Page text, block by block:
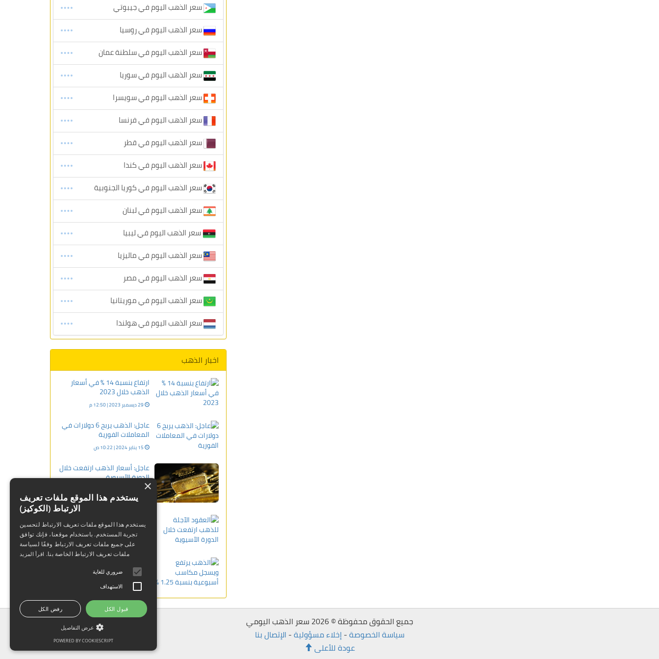
سعر الذهب اليوم في جيبوتي
سعر الذهب اليوم في روسيا
سعر الذهب اليوم في سلطنة عمان
سعر الذهب اليوم في سوريا
سعر الذهب اليوم في سويسرا
سعر الذهب اليوم في فرنسا
سعر الذهب اليوم في قطر
سعر الذهب اليوم في كندا
سعر الذهب اليوم في كوريا الجنوبية
سعر الذهب اليوم في لبنان
سعر الذهب اليوم في ليبيا
سعر الذهب اليوم في ماليزيا
سعر الذهب اليوم في مصر
سعر الذهب اليوم في موريتانيا
سعر الذهب اليوم في هولندا
اخبار الذهب
ارتفاع بنسبة 14 % في أسعار
الذهب خلال 2023
29 ديسمبر 2023 | 12:50 م
عاجل: الذهب يربح 6 دولارات في
المعاملات الفورية
15 يناير 2024 | 10:22 ص
عاجل: أسعار الذهب ارتفعت خلال
الدورة الآسيوية
02 يناير 2024 | 01:08 م
العقود الآجلة للذهب ارتفعت
خلال الدورة الآسيوية
أسبوعية بنسبة 1.25 %
جميع الحقوق محفوظة © 2026 سعر الذهب اليومي
سياسة الخصوصة-إخلاء مسؤولية- الإتصال بنا
عودة للأعلى
×
يستخدم هذا الموقع ملفات تعريف
الارتباط (الكوكيز)
يستخدم هذا الموقع ملفات تعريف الارتباط لتحسين
تجربة المستخدم. باستخدام موقعنا، فإنك توافق
على جميع ملفات تعريف الارتباط وفقًا لسياسة
ملفات تعريف الارتباط الخاصة بنا. اقرأ المزيد
ضروري للغاية
الاستهداف
قبول الكل رفض الكل
عرض التفاصيل
POWERED BY COOKIESCRIPT